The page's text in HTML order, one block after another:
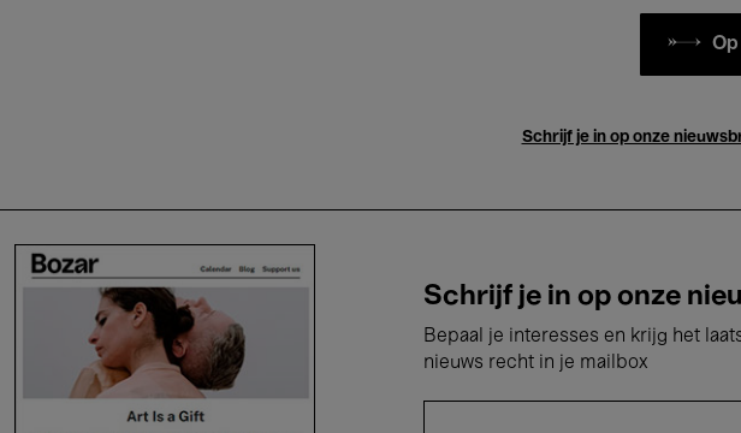
Op
Schrijf je in op onze
Schrijf je in op onze
Bepaal je interesses en krijg het
nieuws recht in je mailbox